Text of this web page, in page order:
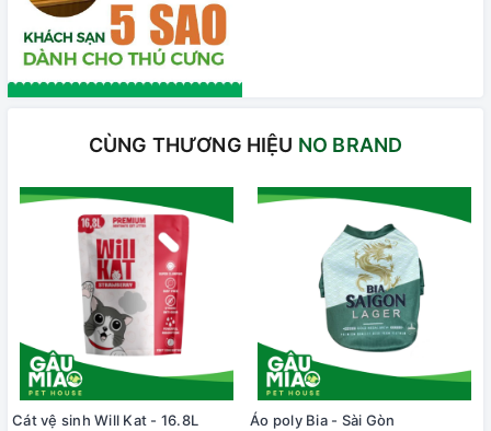
CÙNG THƯƠNG HIỆU NO BRAND
Cát vệ sinh Will Kat - 16.8L Áo poly Bia - Sài Gòn